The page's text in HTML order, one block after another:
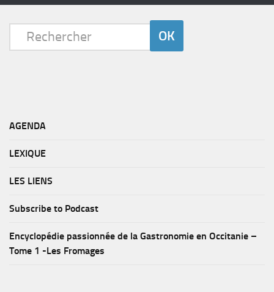
AGENDA
LEXIQUE
LES LIENS
Subscribe to Podcast
Encyclopédie passionnée de la Gastronomie en Occitanie –
Tome 1 -Les Fromages